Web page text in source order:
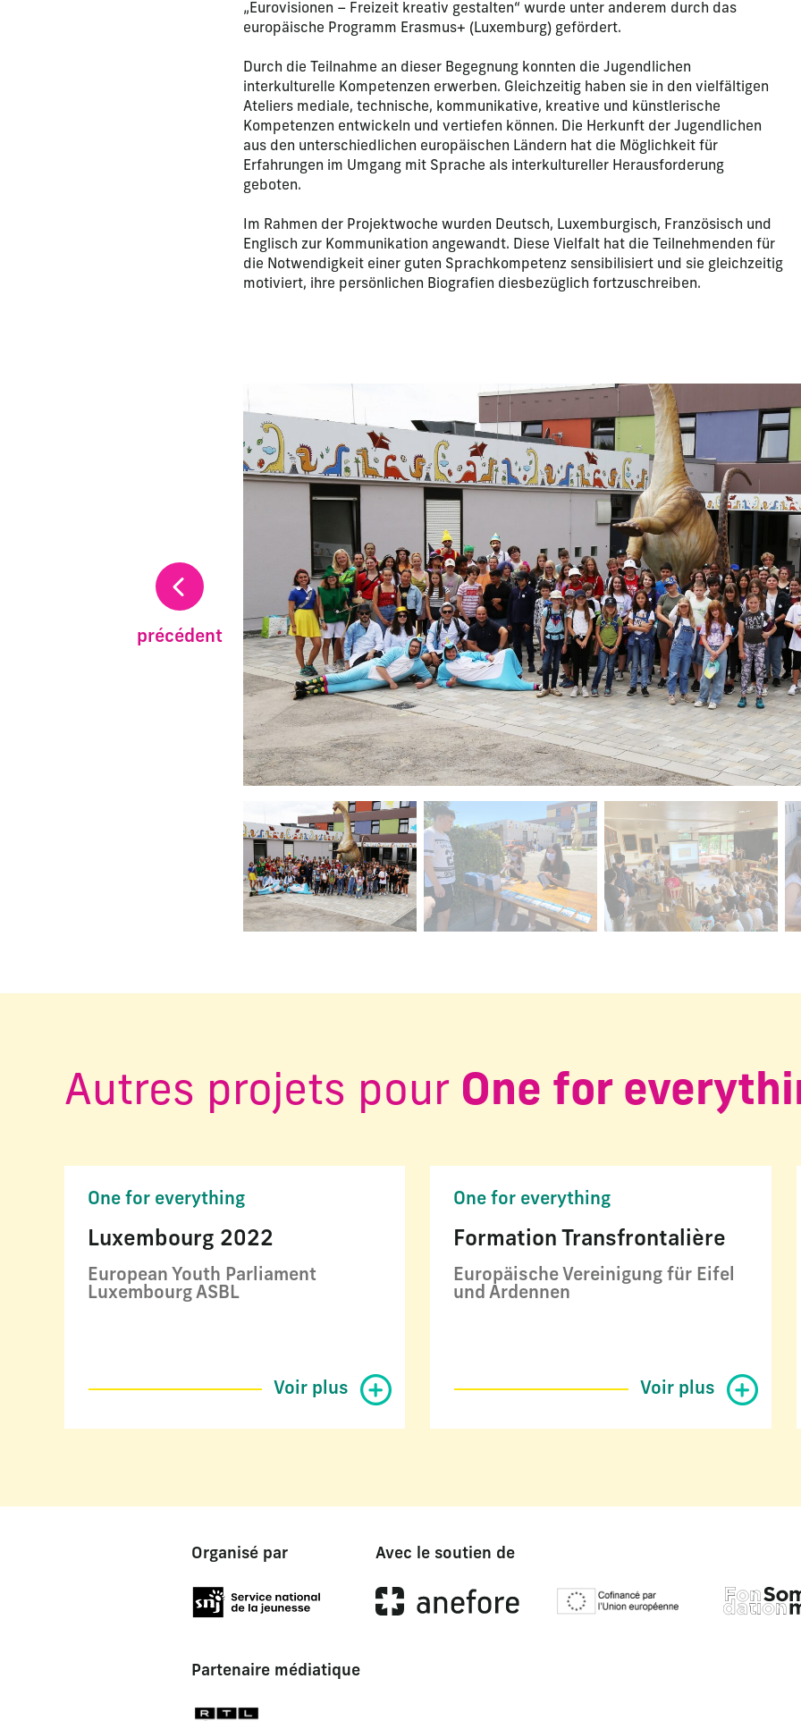
„Eurovisionen – Freizeit kreativ gestalten“ wurde unter anderem durch das
europäische Programm Erasmus+ (Luxemburg) gefördert.
Durch die Teilnahme an dieser Begegnung konnten die Jugendlichen
interkulturelle Kompetenzen erwerben. Gleichzeitig haben sie in den vielfältigen
Ateliers mediale, technische, kommunikative, kreative und künstlerische
Kompetenzen entwickeln und vertiefen können. Die Herkunft der Jugendlichen
aus den unterschiedlichen europäischen Ländern hat die Möglichkeit für
Erfahrungen im Umgang mit Sprache als interkultureller Herausforderung
geboten.
Im Rahmen der Projektwoche wurden Deutsch, Luxemburgisch, Französisch und
Englisch zur Kommunikation angewandt. Diese Vielfalt hat die Teilnehmenden für
die Notwendigkeit einer guten Sprachkompetenz sensibilisiert und sie gleichzeitig
motiviert, ihre persönlichen Biografien diesbezüglich fortzuschreiben.
La modification de la diapositive actuelle de ce carrousel modifiera la diapositive
précédent
Changer la diapositive actuelle de ce carrousel changera la diapositive actuelle du
Autres projets pour One for
One for everything
Luxembourg 2022
European Youth Parliament
Luxembourg ASBL
Voir plus
One for everything
Formation Transfrontalière
Europäische Vereinigung für Eifel
und Ardennen
Voir plus
Organisé par Avec le soutien de
Partenaire médiatique